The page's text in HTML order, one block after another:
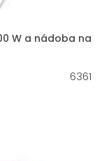
W a nádoba na
6361